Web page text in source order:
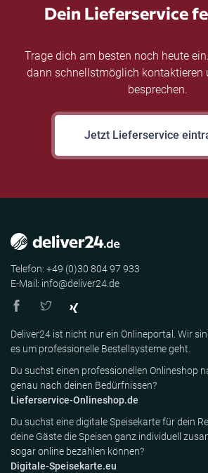
Dein Lieferservice
Trage dich am besten noch heute
dann schnellstmöglich kontaktieren
besprechen.
Jetzt Lieferservice
Telefon: +49 (0)30 804 97 933
E-Mail: info@deliver24.de
Deliver24 ist nicht nur ein Onlineportal. Wir
es um professionelle Bestellsysteme geht.
Du suchst einen professionellen Onlineshop
genau nach deinen Bedürfnissen?
Lieferservice-Onlineshop.de
Du suchst eine digitale Speisekarte für dein
deine Gäste die Speisen ganz individuell
sogar online bezahlen können?
Digitale-Speisekarte.eu